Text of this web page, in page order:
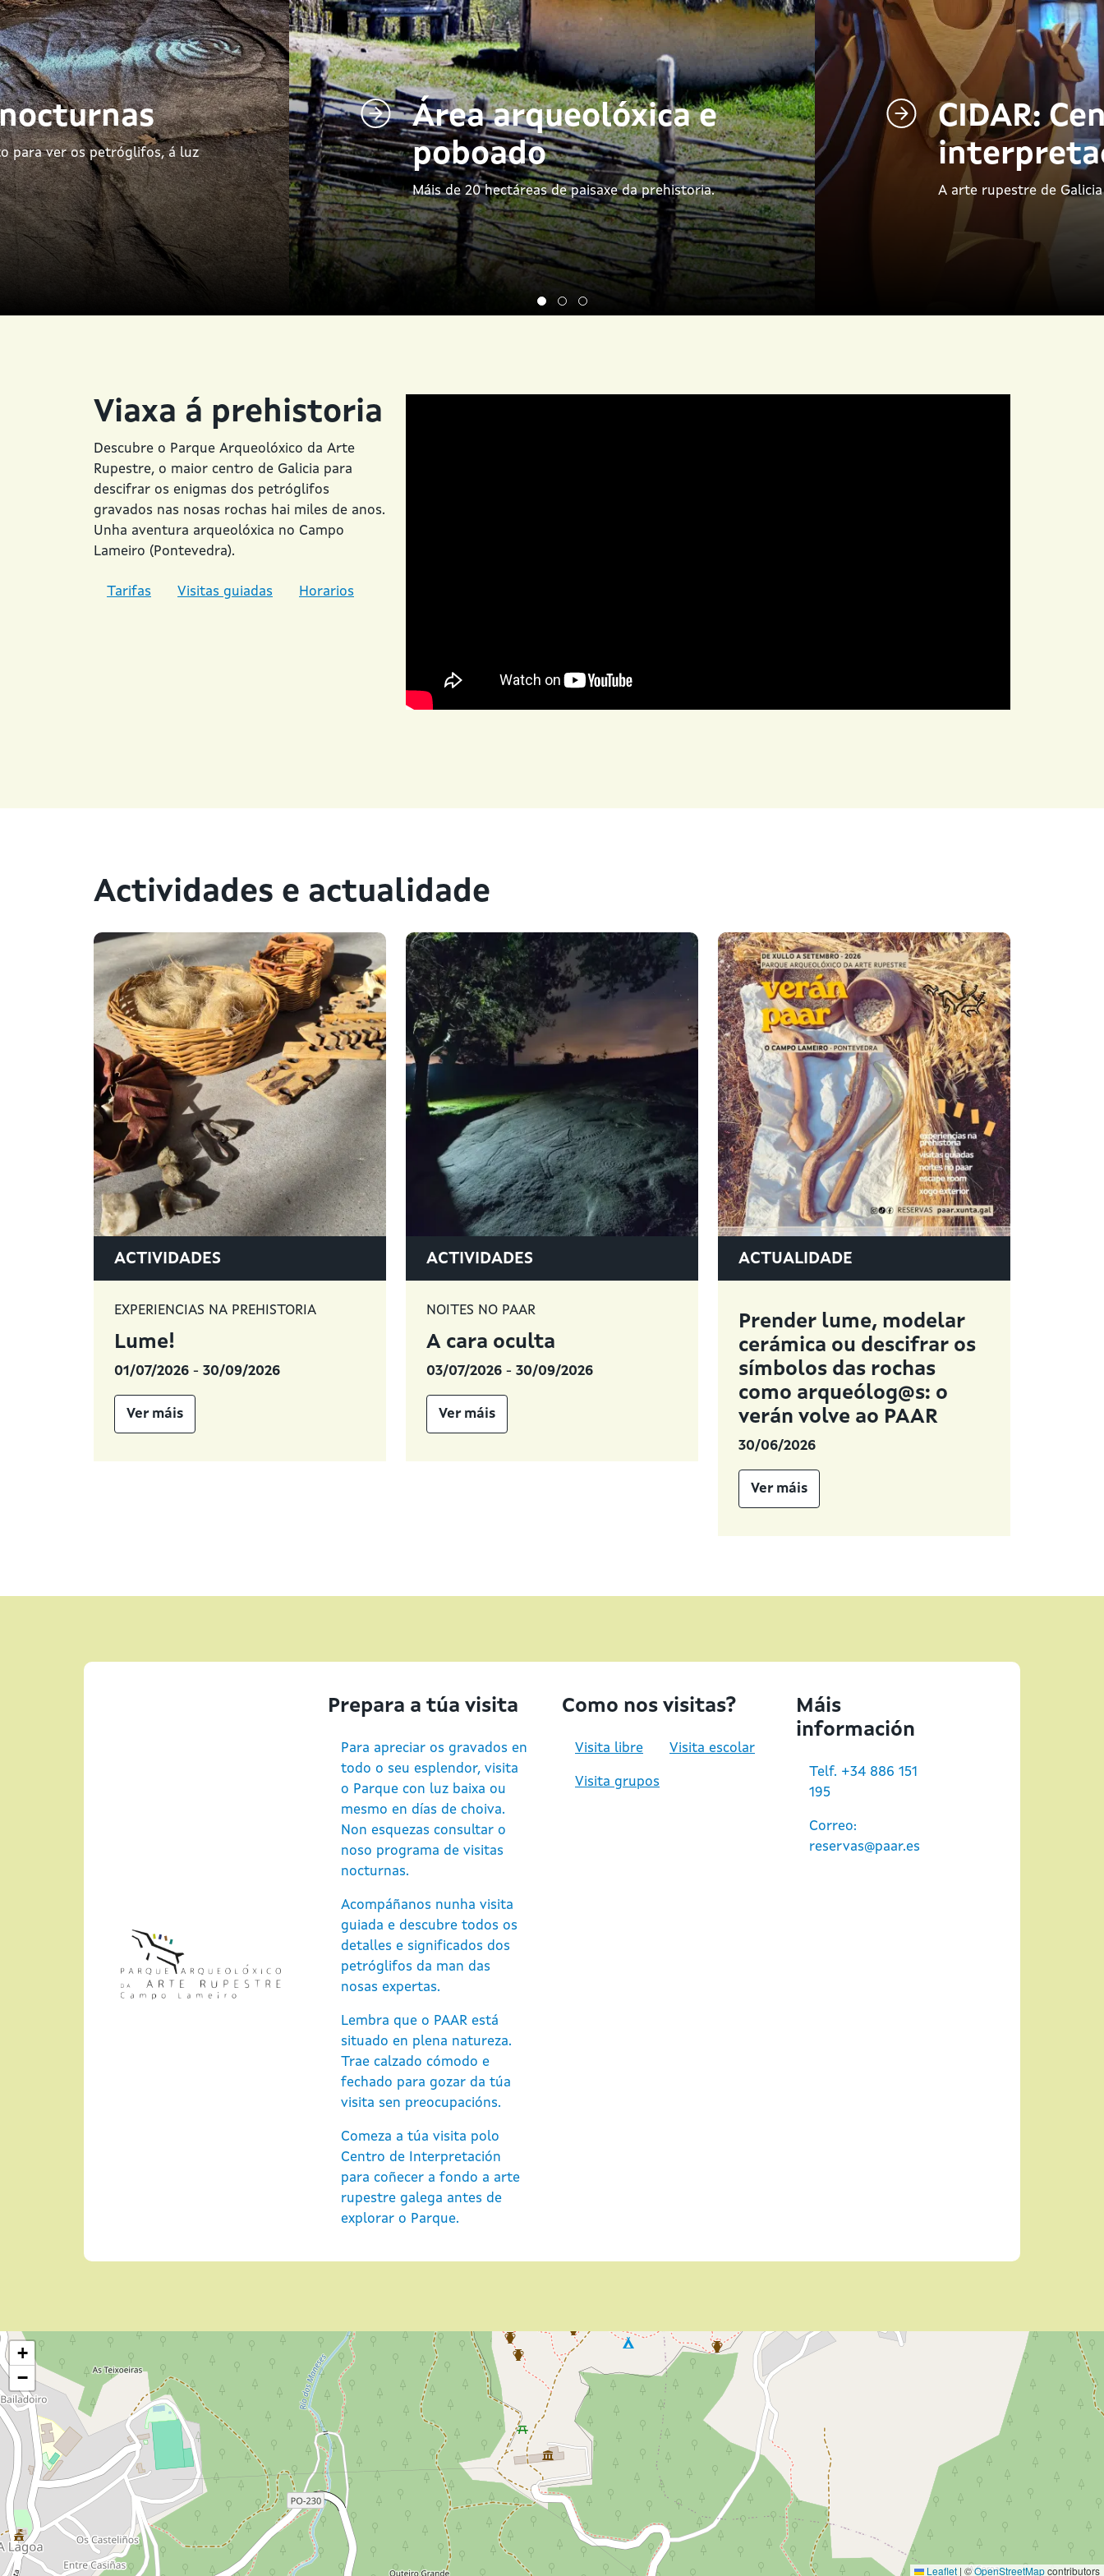
para ver os petróglifos, á luz
Área arqueolóxica e
poboado
Máis de 20 hectáreas de paisaxe da prehistoria.
CIDAR:
A arte rupestre de
Viaxa á prehistoria
Descubre o Parque Arqueolóxico da Arte
Rupestre, o maior centro de Galicia para
descifrar os enigmas dos petróglifos
gravados nas nosas rochas hai miles de anos.
Unha aventura arqueolóxica no Campo
Lameiro (Pontevedra).
Tarifas Visitas guiadas Horarios
Actividades e actualidade
ACTIVIDADES
EXPERIENCIAS NA PREHISTORIA
Lume!
01/07/2026 - 30/09/2026
Ver máis
ACTIVIDADES
NOITES NO PAAR
A cara oculta
03/07/2026 - 30/09/2026
Ver máis
ACTUALIDADE
Prender lume, modelar
cerámica ou descifrar os
símbolos das rochas
como arqueólog@s: o
verán volve ao PAAR
30/06/2026
Ver máis
Prepara a túa visita
Para apreciar os gravados en
todo o seu esplendor, visita
o Parque con luz baixa ou
mesmo en días de choiva.
Non esquezas consultar o
noso programa de visitas
nocturnas.
Acompáñanos nunha visita
guiada e descubre todos os
detalles e significados dos
petróglifos da man das
nosas expertas.
Lembra que o PAAR está
situado en plena natureza.
Trae calzado cómodo e
fechado para gozar da túa
visita sen preocupacións.
Comeza a túa visita polo
Centro de Interpretación
para coñecer a fondo a arte
rupestre galega antes de
explorar o Parque.
Como nos visitas?
Visita libre Visita escolar
Visita grupos
Máis
información
Telf. +34 886 151
195
Correo:
reservas@paar.es
+
−
Leaflet | ©OpenStreetMapcontributors